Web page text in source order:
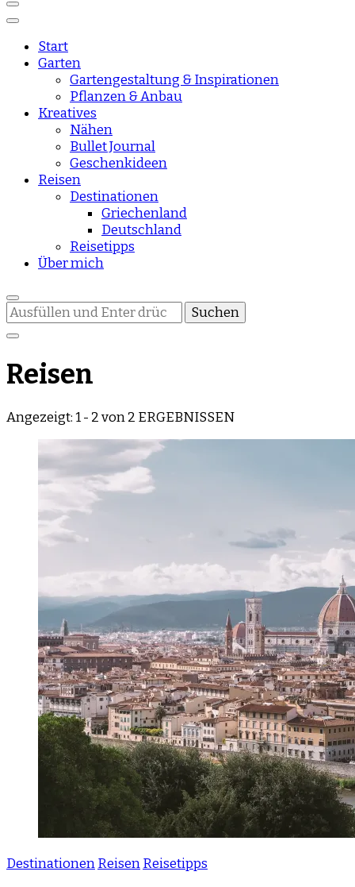
sisisday
Start
Garten
Gartengestaltung & Inspirationen
Pflanzen & Anbau
Kreatives
Nähen
Bullet Journal
Geschenkideen
Reisen
Destinationen
Griechenland
Deutschland
Reisetipps
Über mich
Suchst
du
nach
etwas?
Reisen
Angezeigt: 1 - 2 von 2 ERGEBNISSEN
DestinationenReisenReisetipps